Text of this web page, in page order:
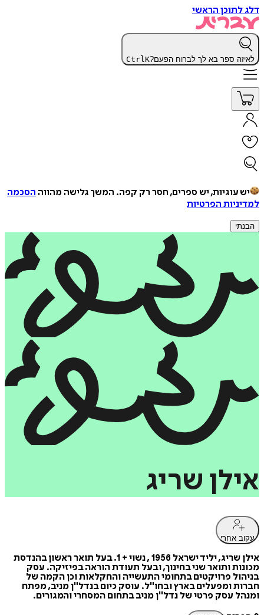
דלג לתוכן הראשי
לאיזה ספר בא לך לברוח הפעם? CtrlK
יש עוגיות, יש ספרים, חסר רק קפה. המשך גלישה מהווה הסכמה
למדיניות הפרטיות
הבנתי
אילן שריג
עקוב אחרי
אילן שריג, יליד ישראל 1956 , נשוי + 1. בעל תואר ראשון בהנדסת
מכונות ותואר שני בחינוך, ובעל תעודת הוראה בפיזיקה. עסק
בניהול פרויקטים בתחומי התעשייה והחקלאות וכן הקמה של
חברות ומפעלים בארץ ובחו"ל. עוסק כיום בנדל"ן מניב, מפתח
ומנהל עסק פרטי של נדל"ן מניב בתחום המסחרי והמגורים.